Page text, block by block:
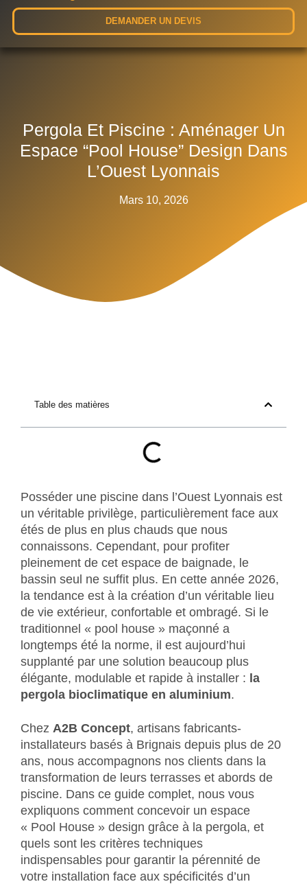
DEMANDER UN DEVIS
Pergola Et Piscine : Aménager Un
Espace “Pool House” Design Dans
L’Ouest Lyonnais
Mars 10, 2026
Table des matières
Posséder une piscine dans l’Ouest Lyonnais est
un véritable privilège, particulièrement face aux
étés de plus en plus chauds que nous
connaissons. Cependant, pour profiter
pleinement de cet espace de baignade, le
bassin seul ne suffit plus. En cette année 2026,
la tendance est à la création d’un véritable lieu
de vie extérieur, confortable et ombragé. Si le
traditionnel « pool house » maçonné a
longtemps été la norme, il est aujourd’hui
supplanté par une solution beaucoup plus
élégante, modulable et rapide à installer : la
pergola bioclimatique en aluminium.
Chez A2B Concept, artisans fabricants-
installateurs basés à Brignais depuis plus de 20
ans, nous accompagnons nos clients dans la
transformation de leurs terrasses et abords de
piscine. Dans ce guide complet, nous vous
expliquons comment concevoir un espace
« Pool House » design grâce à la pergola, et
quels sont les critères techniques
indispensables pour garantir la pérennité de
votre installation face aux spécificités d’un